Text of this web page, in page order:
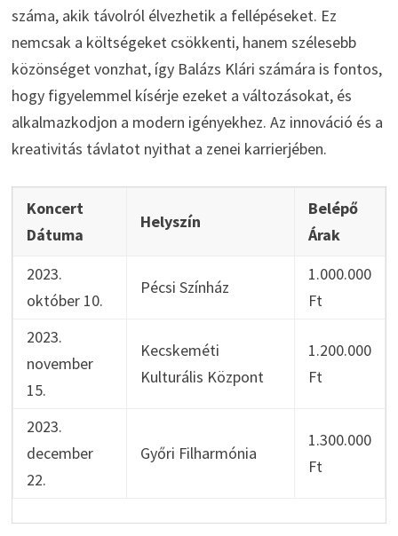
száma, akik távolról élvezhetik a fellépéseket. Ez
nemcsak a költségeket csökkenti, hanem szélesebb
közönséget vonzhat, így Balázs Klári számára is fontos,
hogy figyelemmel kísérje ezeket a változásokat, és
alkalmazkodjon a modern igényekhez. Az innováció és a
kreativitás távlatot nyithat a zenei karrierjében.
Koncert
Dátuma
Helyszín
Belépő
Árak
2023.
október 10.
Pécsi Színház
1.000.000
Ft
2023.
november
15.
Kecskeméti
Kulturális Központ
1.200.000
Ft
2023.
december
22.
Győri Filharmónia
1.300.000
Ft